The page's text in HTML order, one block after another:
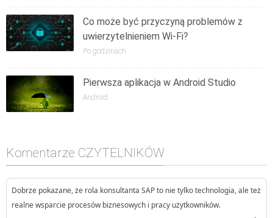
Co może być przyczyną problemów z
uwierzytelnieniem Wi-Fi?
Po godzinach
Pierwsza aplikacja w Android Studio
Android
Komentarze CZYTELNIKÓW
Dobrze pokazane, że rola konsultanta SAP to nie tylko technologia, ale też
realne wsparcie procesów biznesowych i pracy użytkowników.